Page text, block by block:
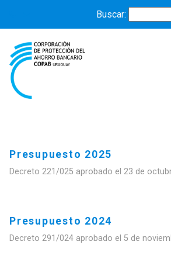
Buscar:
Presupuesto 2025
Decreto 221/025 aprobado el 23 de
Presupuesto 2024
Decreto 291/024 aprobado el 5 de